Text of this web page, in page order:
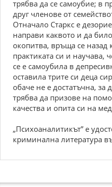
трябва да се самоубие; в
друг членове от
Отначало Старкс е
направи каквото и да
окопитва, връща се
практиката си и научава,
се е самоубила в
оставила трите си деца
обаче не е достатъчна, за
трябва да призове на
качества и опита си на
„Психоаналитикът” е
криминална литература